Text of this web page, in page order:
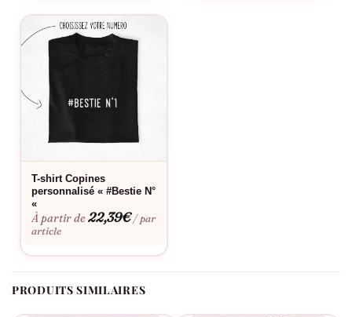
confort et durabilité. Qu’il s’agisse de surprendre votre meilleur
ami avec un cadeau réfléchi ou de montrer votre affection lors
d’une réunion de famille, ce T-shirt parlera d’amitié véritable.
Rassemblez vos amis et montrez au monde entier que les liens
véritables ne se démodent jamais avec le T-shirt « Les copains
c’est la vie ». Donnez de l’éclat à chaque rencontre et laissez ce
vêtement devenir un symbole de votre amitié.
T-shirt Copines
personnalisé « #Bestie N°
«
À partir de22,39€ / par
article
PRODUITS SIMILAIRES